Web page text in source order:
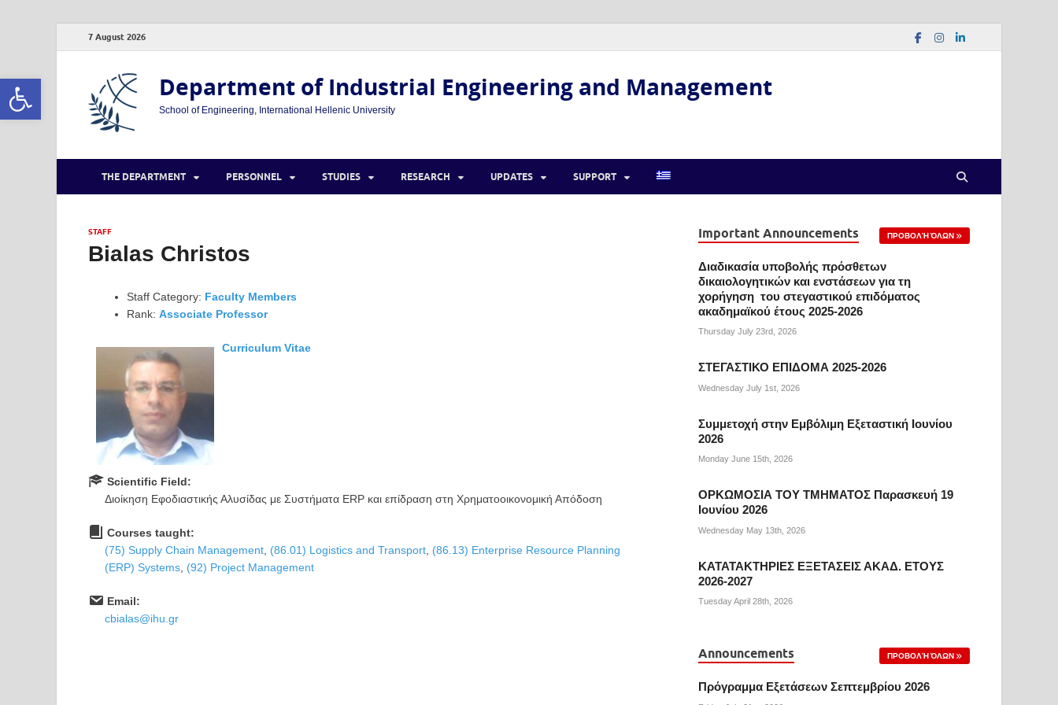
Open toolbar
7 August 2026
Department of Industrial Engineering and Management
School of Engineering, International Hellenic University
THE DEPARTMENT PERSONNEL STUDIES RESEARCH UPDATES SUPPORT
STAFF
Bialas Christos
Staff Category: Faculty Members
Rank: Associate Professor
Curriculum Vitae
Scientific Field:
Διοίκηση Εφοδιαστικής Αλυσίδας με Συστήματα ERP και επίδραση στη Χρηματοοικονομική Απόδοση
Courses taught:
(75) Supply Chain Management, (86.01) Logistics and Transport, (86.13) Enterprise Resource Planning
(ERP) Systems, (92) Project Management
Email:
cbialas@ihu.gr
Important Announcements ΠΡΟΒΟΛΉ ΌΛΩΝ
Διαδικασία υποβολής πρόσθετων
δικαιολογητικών και ενστάσεων για τη
χορήγηση του στεγαστικού επιδόματος
ακαδημαϊκού έτους 2025-2026
Thursday July 23rd, 2026
ΣΤΕΓΑΣΤΙΚΟ ΕΠΙΔΟΜΑ 2025-2026
Wednesday July 1st, 2026
Συμμετοχή στην Εμβόλιμη Εξεταστική Ιουνίου
2026
Monday June 15th, 2026
ΟΡΚΩΜΟΣΙΑ ΤΟΥ ΤΜΗΜΑΤΟΣ Παρασκευή 19
Ιουνίου 2026
Wednesday May 13th, 2026
ΚΑΤΑΤΑΚΤΗΡΙΕΣ ΕΞΕΤΑΣΕΙΣ ΑΚΑΔ. ΕΤΟΥΣ
2026-2027
Tuesday April 28th, 2026
Announcements ΠΡΟΒΟΛΉ ΌΛΩΝ
Πρόγραμμα Εξετάσεων Σεπτεμβρίου 2026